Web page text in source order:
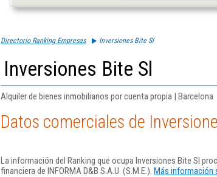
Directorio Ranking Empresas Inversiones Bite Sl
Inversiones Bite Sl
Alquiler de bienes inmobiliarios por cuenta propia | Barcelona
Datos comerciales de
La información del Ranking que ocupa Inversiones Bite Sl
financiera de INFORMA D&B S.A.U. (S.M.E.). Más información